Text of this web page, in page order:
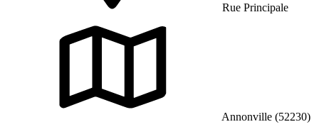
Rue Principale
Annonville (52230)